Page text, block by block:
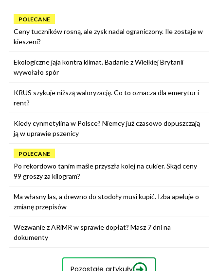
POLECANE
Ceny tuczników rosną, ale zysk nadal ograniczony. Ile zostaje w
kieszeni?
Ekologiczne jaja kontra klimat. Badanie z Wielkiej Brytanii
wywołało spór
KRUS szykuje niższą waloryzację. Co to oznacza dla emerytur i
rent?
Kiedy cynmetylina w Polsce? Niemcy już czasowo dopuszczają
ją w uprawie pszenicy
POLECANE
Po rekordowo tanim maśle przyszła kolej na cukier. Skąd ceny
99 groszy za kilogram?
Ma własny las, a drewno do stodoły musi kupić. Izba apeluje o
zmianę przepisów
Wezwanie z ARiMR w sprawie dopłat? Masz 7 dni na
dokumenty